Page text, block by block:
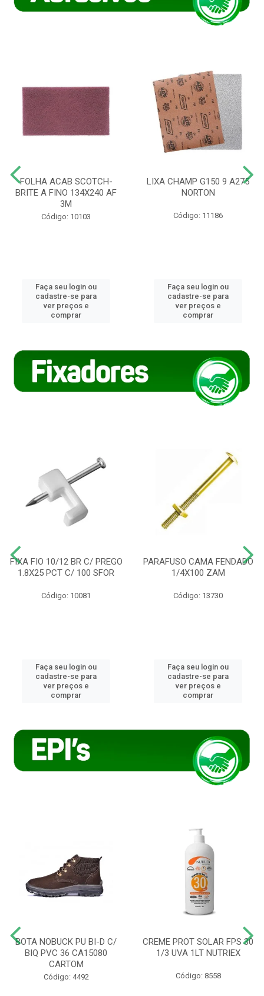
FOLHA ACAB SCOTCH-
BRITE A FINO 134X240 AF
3M
Código: 10103
Faça seu login ou
cadastre-se para
ver preços e
comprar
LIXA CHAMP G150 9 A275
NORTON
Código: 11186
Faça seu login ou
cadastre-se para
ver preços e
comprar
FIXA FIO 10/12 BR C/ PREGO
1.8X25 PCT C/ 100 SFOR
Código: 10081
Faça seu login ou
cadastre-se para
ver preços e
comprar
PARAFUSO CAMA FENDADO
1/4X100 ZAM
Código: 13730
Faça seu login ou
cadastre-se para
ver preços e
comprar
BOTA NOBUCK PU BI-D C/
BIQ PVC 36 CA15080
CARTOM
Código: 4492
CREME PROT SOLAR FPS 30
1/3 UVA 1LT NUTRIEX
Código: 8558